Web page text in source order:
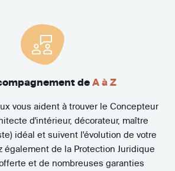
de A à Z
vous aident à trouver le Concepteur
d'intérieur, décorateur, maître
idéal et suivent l'évolution de votre
également de la Protection Juridique
et de nombreuses garanties